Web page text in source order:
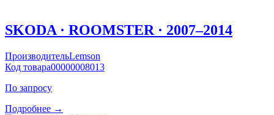
SKODA · ROOMSTER · 2007–2014
ПроизводительLemson
Код товара00000008013
По запросу
Подробнее →